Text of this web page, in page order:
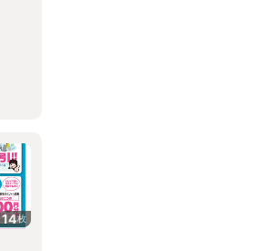
14枚